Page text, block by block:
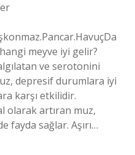
meyve iyi gelir?
ve serotonini
depresif durumlara iyi
karşı etkilidir.
olarak artıran muz,
fayda sağlar. Aşırı…